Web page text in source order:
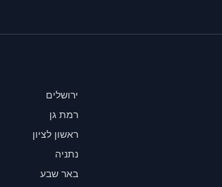
ירושלים
רמת גן
ראשון לציון
נתניה
באר שבע